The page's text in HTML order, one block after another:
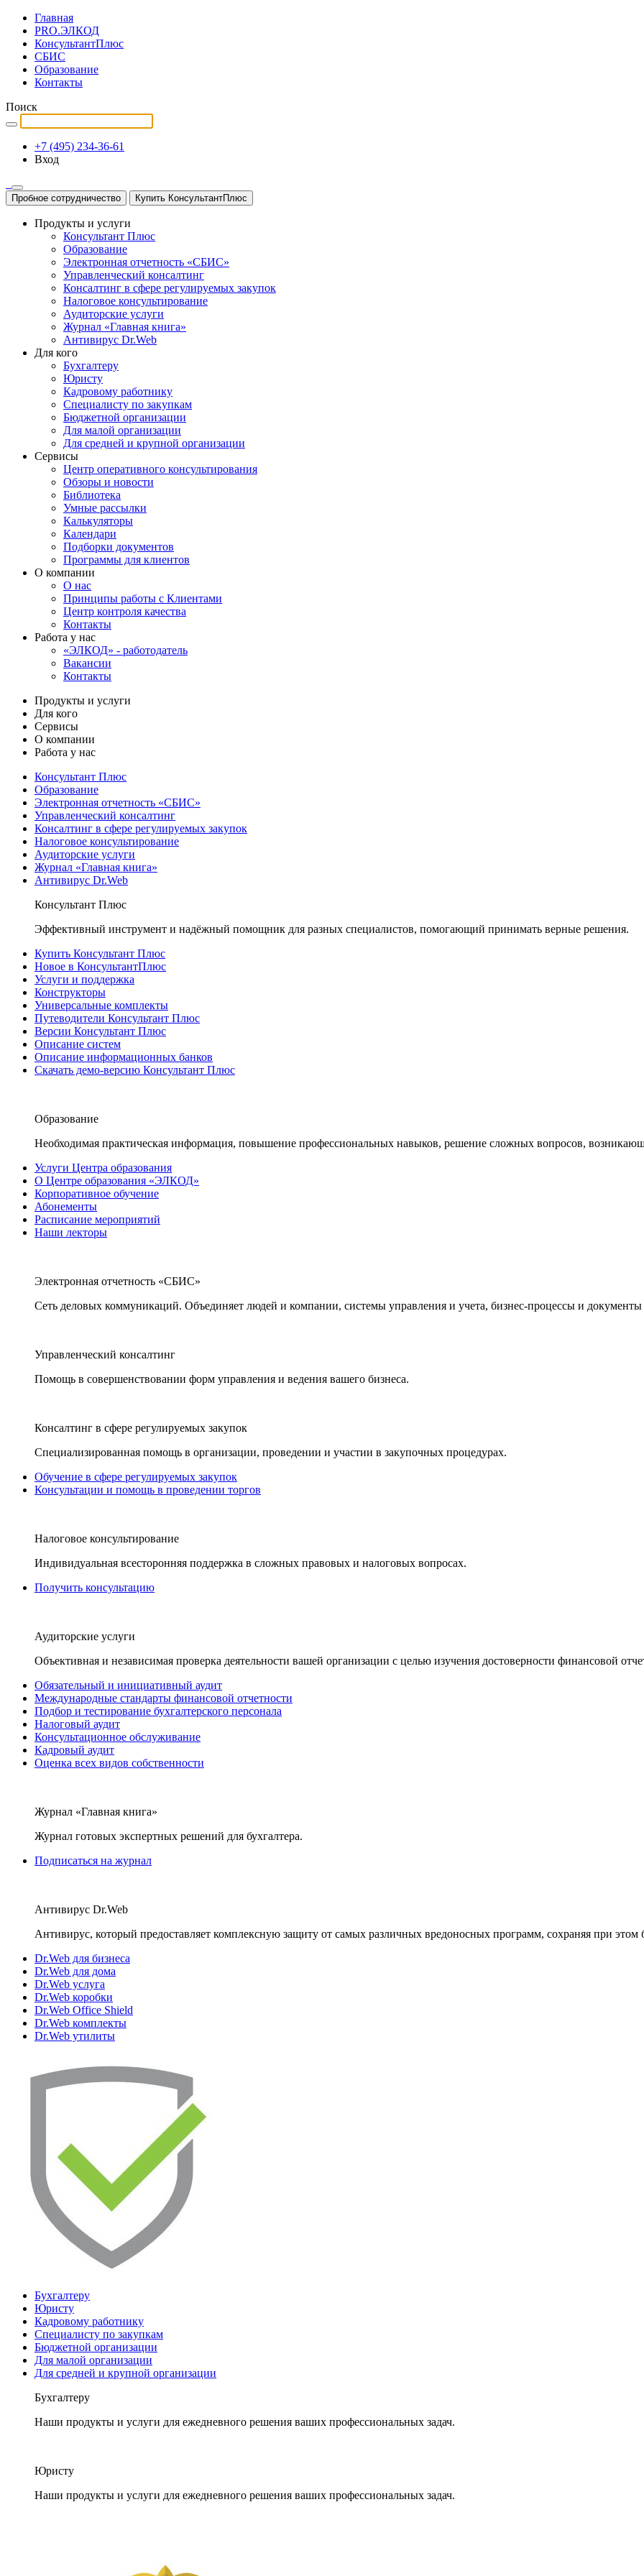
Главная
PRO.ЭЛКОД
КонсультантПлюс
СБИС
Образование
Контакты
Поиск
+7 (495) 234-36-61
Вход
Пробное сотрудничество Купить КонсультантПлюс
Продукты и услуги
Консультант Плюс
Образование
Электронная отчетность «СБИС»
Управленческий консалтинг
Консалтинг в сфере регулируемых закупок
Налоговое консультирование
Аудиторские услуги
Журнал «Главная книга»
Антивирус Dr.Web
Для кого
Бухгалтеру
Юристу
Кадровому работнику
Специалисту по закупкам
Бюджетной организации
Для малой организации
Для средней и крупной организации
Сервисы
Центр оперативного консультирования
Обзоры и новости
Библиотека
Умные рассылки
Калькуляторы
Календари
Подборки документов
Программы для клиентов
О компании
О нас
Принципы работы с Клиентами
Центр контроля качества
Контакты
Работа у нас
«ЭЛКОД» - работодатель
Вакансии
Контакты
Продукты и услуги
Для кого
Сервисы
О компании
Работа у нас
Консультант Плюс
Образование
Электронная отчетность «СБИС»
Управленческий консалтинг
Консалтинг в сфере регулируемых закупок
Налоговое консультирование
Аудиторские услуги
Журнал «Главная книга»
Антивирус Dr.Web
Консультант Плюс
Эффективный инструмент и надёжный помощник для разных специалистов, помогающий принимать верные решения.
Купить Консультант Плюс
Новое в КонсультантПлюс
Услуги и поддержка
Конструкторы
Универсальные комплекты
Путеводители Консультант Плюс
Версии Консультант Плюс
Описание систем
Описание информационных банков
Скачать демо-версию Консультант Плюс
Образование
Необходимая практическая информация, повышение профессиональных навыков, решение сложных вопросов,
Услуги Центра образования
О Центре образования «ЭЛКОД»
Корпоративное обучение
Абонементы
Расписание мероприятий
Наши лекторы
Электронная отчетность «СБИС»
Сеть деловых коммуникаций. Объединяет людей и компании, системы управления и учета, бизнес-процессы и документы
Управленческий консалтинг
Помощь в совершенствовании форм управления и ведения вашего бизнеса.
Консалтинг в сфере регулируемых закупок
Специализированная помощь в организации, проведении и участии в закупочных процедурах.
Обучение в сфере регулируемых закупок
Консультации и помощь в проведении торгов
Налоговое консультирование
Индивидуальная всесторонняя поддержка в сложных правовых и налоговых вопросах.
Получить консультацию
Аудиторские услуги
Объективная и независимая проверка деятельности вашей организации с целью изучения достоверности финансовой
Обязательный и инициативный аудит
Международные стандарты финансовой отчетности
Подбор и тестирование бухгалтерского персонала
Налоговый аудит
Консультационное обслуживание
Кадровый аудит
Оценка всех видов собственности
Журнал «Главная книга»
Журнал готовых экспертных решений для бухгалтера.
Подписаться на журнал
Антивирус Dr.Web
Антивирус, который предоставляет комплексную защиту от самых различных вредоносных программ, сохраняя при этом
Dr.Web для бизнеса
Dr.Web для дома
Dr.Web услуга
Dr.Web коробки
Dr.Web Office Shield
Dr.Web комплекты
Dr.Web утилиты
Бухгалтеру
Юристу
Кадровому работнику
Специалисту по закупкам
Бюджетной организации
Для малой организации
Для средней и крупной организации
Бухгалтеру
Наши продукты и услуги для ежедневного решения ваших профессиональных задач.
Юристу
Наши продукты и услуги для ежедневного решения ваших профессиональных задач.